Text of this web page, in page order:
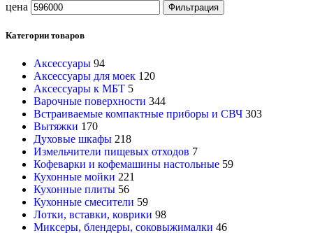
цена
Фильтрация
Категории товаров
Аксессуары 94
Аксессуары для моек 120
Аксессуары к МБТ 5
Варочные поверхности 344
Встраиваемые компактные приборы и СВЧ 303
Вытяжки 170
Духовые шкафы 218
Измельчители пищевых отходов 7
Кофеварки и кофемашины настольные 59
Кухонные мойки 221
Кухонные плиты 56
Кухонные смесители 59
Лотки, вставки, коврики 98
Миксеры, блендеры, соковыжималки 46